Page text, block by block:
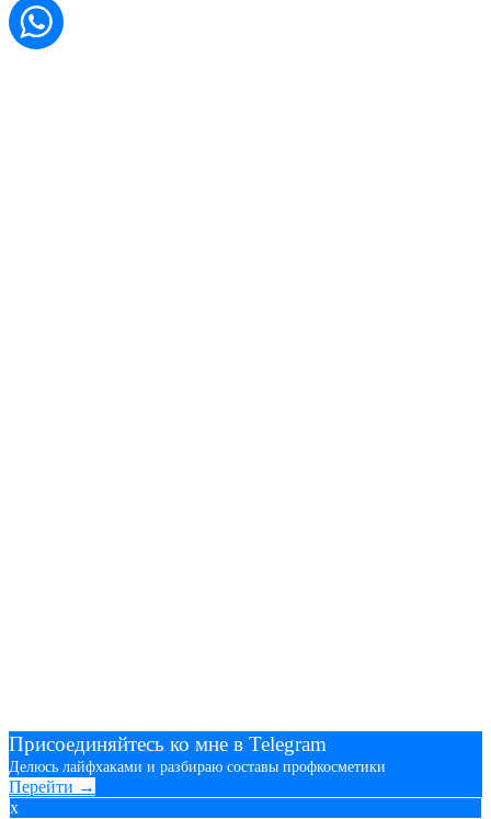
Присоединяйтесь ко мне в Telegram
Делюсь лайфхаками и разбираю составы профкосметики
Перейти →
x